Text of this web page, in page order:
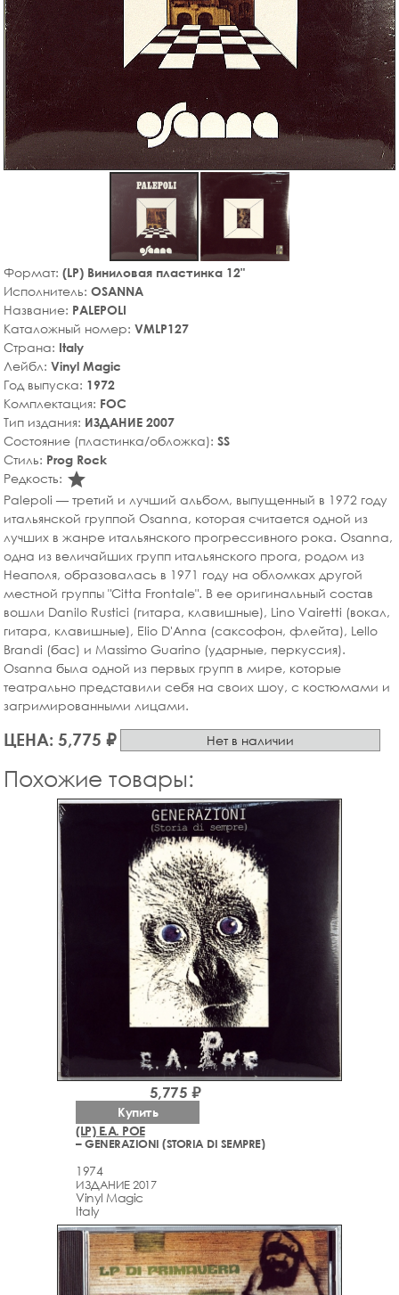
Формат: (LP) Виниловая пластинка 12"
Исполнитель: OSANNA
Название: PALEPOLI
Каталожный номер: VMLP127
Страна: Italy
Лейбл: Vinyl Magic
Год выпуска: 1972
Комплектация: FOC
Тип издания: ИЗДАНИЕ 2007
Состояние (пластинка/обложка): SS
Стиль: Prog Rock
Редкость: star_rate
Palepoli — третий и лучший альбом, выпущенный в 1972 году
итальянской группой Osanna, которая считается одной из
лучших в жанре итальянского прогрессивного рока. Osanna,
одна из величайших групп итальянского прога, родом из
Неаполя, образовалась в 1971 году на обломках другой
местной группы "Citta Frontale". В ее оригинальный состав
вошли Danilo Rustici (гитара, клавишные), Lino Vairetti (вокал,
гитара, клавишные), Elio D'Anna (саксофон, флейта), Lello
Brandi (бас) и Massimo Guarino (ударные, перкуссия).
Osanna была одной из первых групп в мире, которые
театрально представили себя на своих шоу, с костюмами и
загримированными лицами.
ЦЕНА: 5,775 ₽ Нет в наличии
Похожие товары:
(LP) E.A. POE
– GENERAZIONI (STORIA DI SEMPRE)
1974
ИЗДАНИЕ 2017
Vinyl Magic
Italy
5,775 ₽
Купить